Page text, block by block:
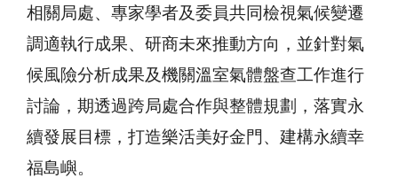
相關局處、專家學者及委員共同檢視氣候變遷
調適執行成果、研商未來推動方向，並針對氣
候風險分析成果及機關溫室氣體盤查工作進行
討論，期透過跨局處合作與整體規劃，落實永
續發展目標，打造樂活美好金門、建構永續幸
福島嶼。